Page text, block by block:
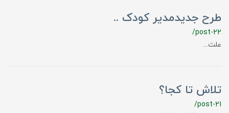
طرح جدیدمدیر کودک ..
/post-22
علت...
تلاش تا کجا؟
/post-21